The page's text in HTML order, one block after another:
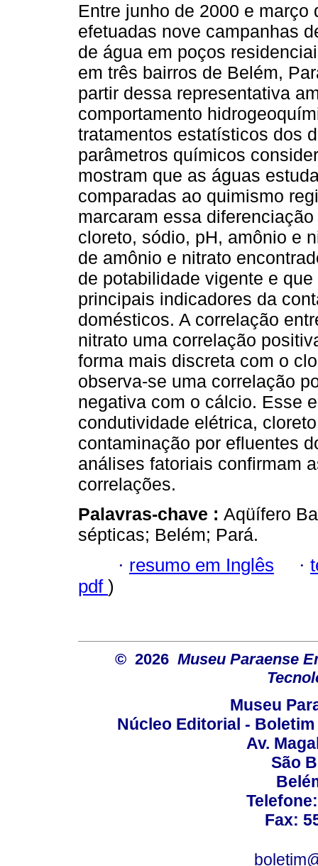
Entre junho de 2000 e março
efetuadas nove campanhas
de água em poços
em três bairros de Belém,
partir dessa representativa
comportamento
tratamentos estatísticos dos
parâmetros químicos
mostram que as águas
comparadas ao quimismo
marcaram essa
cloreto, sódio, pH, amônio e
de amônio e nitrato
de potabilidade vigente e
principais indicadores da
domésticos. A correlação
nitrato uma correlação
forma mais discreta com o
observa-se uma correlação
negativa com o cálcio. Esse
condutividade elétrica,
contaminação por efluentes
análises fatoriais confirmam
correlações.
Palavras-chave : Aqüífero
sépticas; Belém; Pará.
· resumo em Inglês ·
pdf )
© 2026 Museu Paraense
Museu
Núcleo Editorial -
Av.
São
Fax: